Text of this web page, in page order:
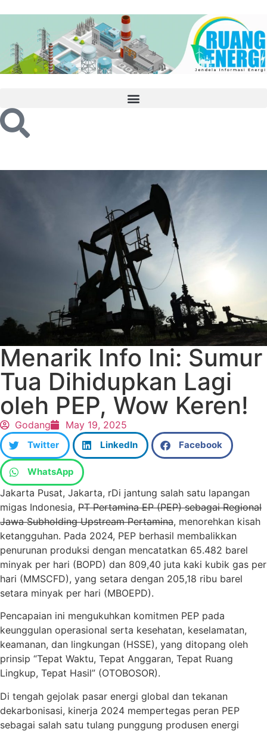
Menarik Info Ini: Sumur
Tua Dihidupkan Lagi
oleh PEP, Wow Keren!
Godang May 19, 2025
Twitter LinkedIn Facebook
WhatsApp
Jakarta Pusat, Jakarta, rDi jantung salah satu lapangan
migas Indonesia, PT Pertamina EP (PEP) sebagai Regional
Jawa Subholding Upstream Pertamina, menorehkan kisah
ketangguhan. Pada 2024, PEP berhasil membalikkan
penurunan produksi dengan mencatatkan 65.482 barel
minyak per hari (BOPD) dan 809,40 juta kaki kubik gas per
hari (MMSCFD), yang setara dengan 205,18 ribu barel
setara minyak per hari (MBOEPD).
Pencapaian ini mengukuhkan komitmen PEP pada
keunggulan operasional serta kesehatan, keselamatan,
keamanan, dan lingkungan (HSSE), yang ditopang oleh
prinsip “Tepat Waktu, Tepat Anggaran, Tepat Ruang
Lingkup, Tepat Hasil” (OTOBOSOR).
Di tengah gejolak pasar energi global dan tekanan
dekarbonisasi, kinerja 2024 mempertegas peran PEP
sebagai salah satu tulang punggung produsen energi